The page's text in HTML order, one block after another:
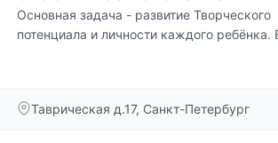
Основная задача - развитие Творческого
потенциала и личности каждого ребёнка.
школе учителя помогают раскрывать
Таврическая д.17, Санкт-Петербург